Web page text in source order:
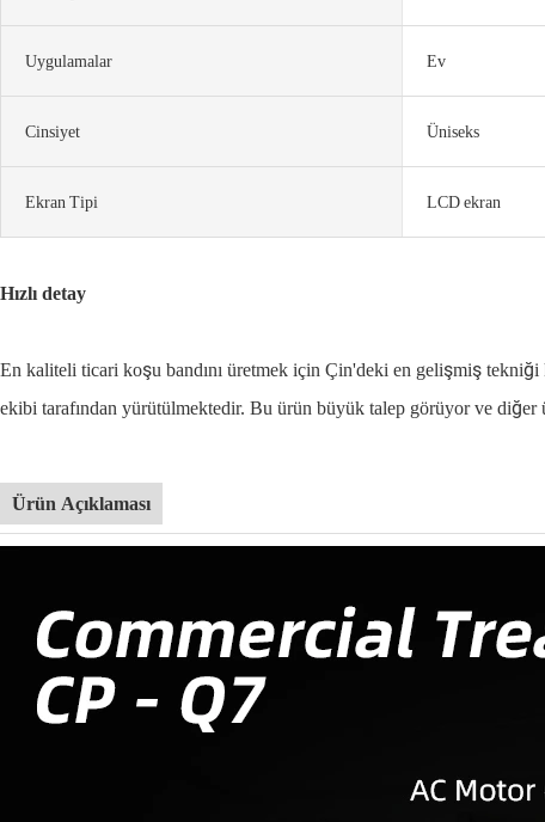
Uygulamalar Ev
Cinsiyet Üniseks
Ekran Tipi LCD ekran
Hızlı detay
En kaliteli ticari koşu bandını üretmek için Çin'deki en gelişmiş tekniği
ekibi tarafından yürütülmektedir. Bu ürün büyük talep görüyor ve diğer
Ürün Açıklaması